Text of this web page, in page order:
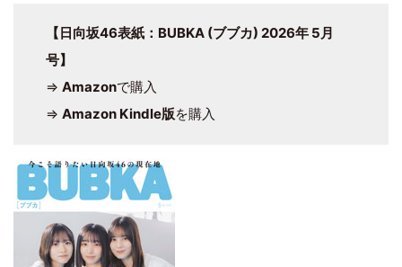
【日向坂46表紙：BUBKA (ブブカ) 2026年 5月
号】
⇒ Amazonで購入
⇒ Amazon Kindle版を購入